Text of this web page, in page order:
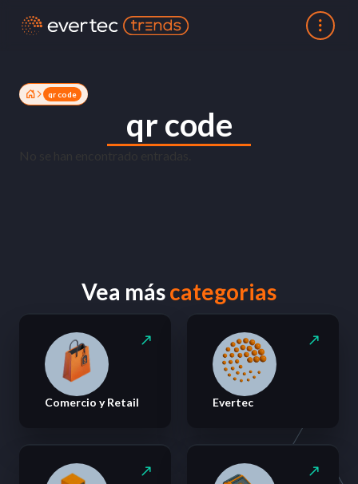
qr code
qr code
Vea máscategorias
Comercio y Retail Evertec